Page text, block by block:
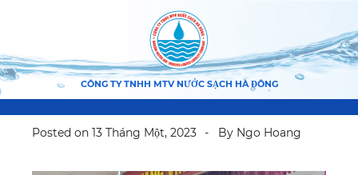
CÔNG TY TNHH MTV NƯỚC SẠCH HÀ ĐÔNG
Posted on 13 Tháng Một, 2023 By Ngo Hoang